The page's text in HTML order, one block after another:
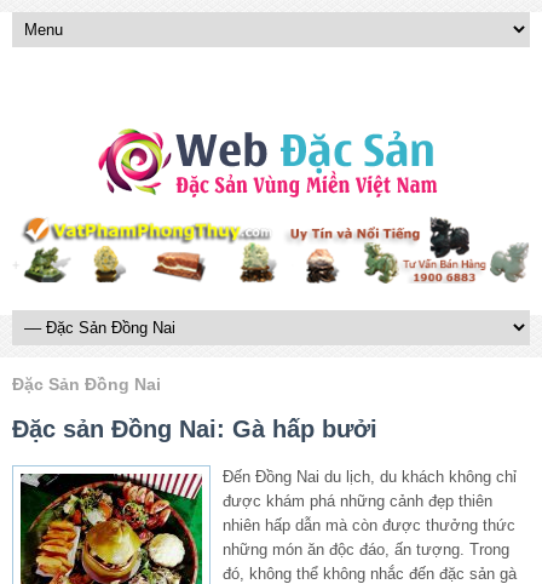
Đặc Sản Đồng Nai
Đặc sản Đồng Nai: Gà hấp bưởi
Đến Đồng Nai du lịch, du khách không chỉ
được khám phá những cảnh đẹp thiên
nhiên hấp dẫn mà còn được thưởng thức
những món ăn độc đáo, ấn tượng. Trong
đó, không thể không nhắc đến đặc sản gà